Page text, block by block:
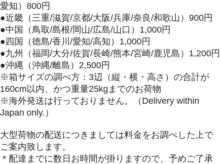
愛知）800円
●近畿（三重/滋賀/京都/大阪/兵庫/奈良/和歌山）900円
●中国（鳥取/島根/岡山/広島/山口）1,000円
●四国（徳島/香川/愛知/高知）1,000円
●九州（福岡/大分/佐賀/長崎/熊本/宮崎/鹿児島）1,200円
●沖縄（沖縄/離島）2,500円
※箱サイズの調べ方：3辺（縦・横・高さ）の合計が
160cm以内、かつ重量25kgまでのお荷物
※海外発送は行っておりません。（Delivery within
Japan only.）
大型荷物の配送につきましては料金をお調べした上で
ご案内致します。
＊配達までに数日お時間が掛りますので、予めご了承